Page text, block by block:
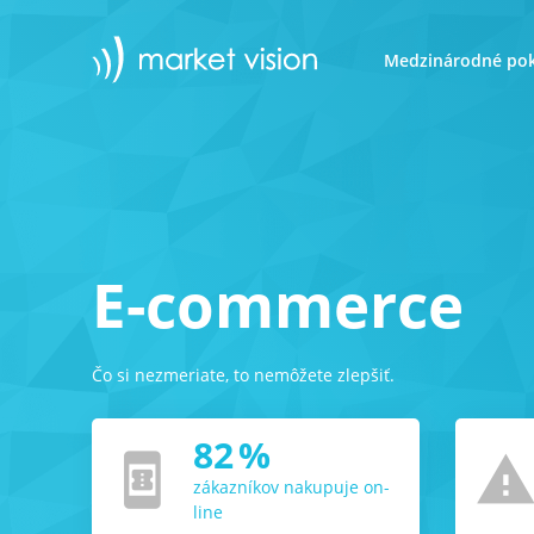
Medzinárodné
E-commerce
Čo si nezmeriate, to nemôžete zlepšiť.
book_online 82%
zákazníkov nakupuje on-
line
report_problem